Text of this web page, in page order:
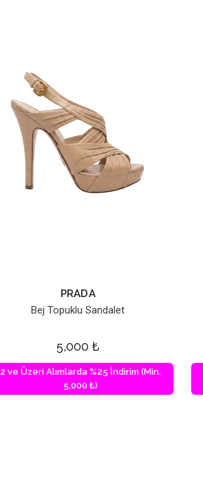
PRADA
Bej Topuklu Sandalet
5,000 ₺
2 ve Üzeri Alımlarda %25 İndirim (Min.
5,000 ₺)